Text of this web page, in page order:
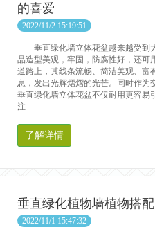
的喜爱
2022/11/2 15:19:51
垂直绿化墙立体花盆越来越受到
品造型美观，牢固，防腐性好，还可
道路上，其线条流畅、简洁美观、富
息，发出光辉熠熠的光芒。同时作为
垂直绿化墙立体花盆不仅耐用更容易
注...
了解详情
垂直绿化植物墙植物搭
2022/11/1 15:47:32